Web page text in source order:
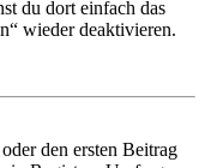
du dort einfach das
wieder deaktivieren.
den ersten Beitrag